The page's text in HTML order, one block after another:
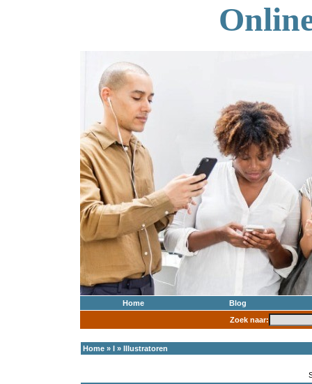
Home
Blog
Zoek naar:
Home » I » Illustratoren